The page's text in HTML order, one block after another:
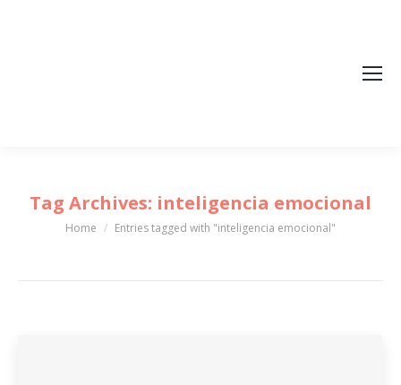
Tag Archives: inteligencia emocional
You are here:
Home Entries tagged with "inteligencia emocional"